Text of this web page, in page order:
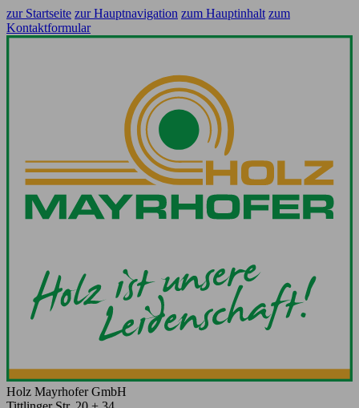
zur Startseite zur Hauptnavigation zum Hauptinhalt zum
Kontaktformular
Holz Mayrhofer GmbH